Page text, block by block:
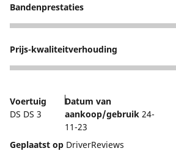
Bandenprestaties
4
Prijs-kwaliteitverhouding
3
Voertuig
DS DS 3
Datum van
aankoop/gebruik24-
11-23
Geplaatst op DriverReviews